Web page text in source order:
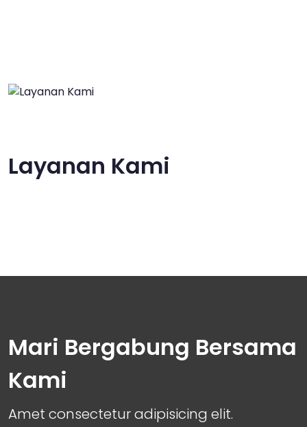
Layanan Kami
Mari Bergabung Bersama
Kami
Amet consectetur adipisicing elit.